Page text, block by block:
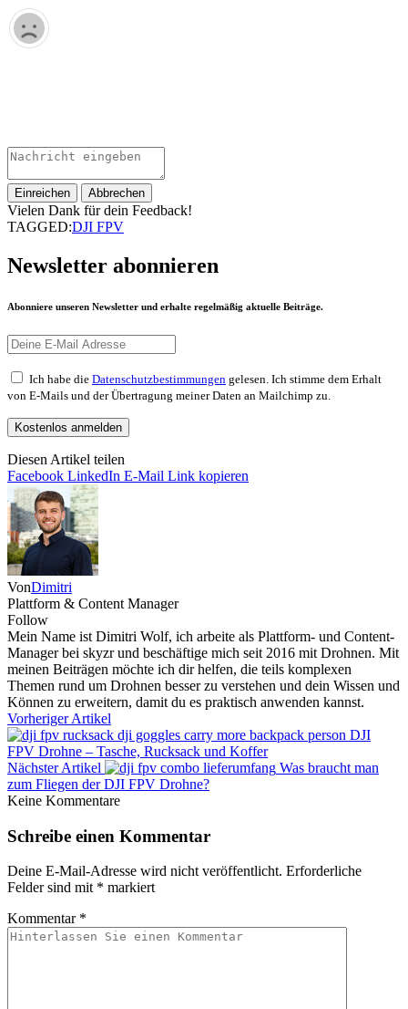
Einreichen Abbrechen
Vielen Dank für dein Feedback!
TAGGED:DJI FPV
Newsletter abonnieren
Abonniere unseren Newsletter und erhalte regelmäßig aktuelle Beiträge.
Ich habe die Datenschutzbestimmungen gelesen. Ich stimme dem Erhalt
von E-Mails und der Übertragung meiner Daten an Mailchimp zu.
Diesen Artikel teilen
Facebook LinkedIn E-Mail Link kopieren
VonDimitri
Plattform & Content Manager
Follow
Mein Name ist Dimitri Wolf, ich arbeite als Plattform- und Content-
Manager bei skyzr und beschäftige mich seit 2016 mit Drohnen. Mit
meinen Beiträgen möchte ich dir helfen, die teils komplexen
Themen rund um Drohnen besser zu verstehen und dein Wissen und
Können zu erweitern, damit du es praktisch anwenden kannst.
Vorheriger Artikel
DJI
FPV Drohne – Tasche, Rucksack und Koffer
Nächster Artikel
Was braucht man
zum Fliegen der DJI FPV Drohne?
Keine Kommentare
Schreibe einen Kommentar
Deine E-Mail-Adresse wird nicht veröffentlicht. Erforderliche
Felder sind mit * markiert
Kommentar *